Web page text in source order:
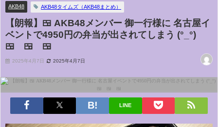
AKB48 AKB48タイムズ（AKB48まとめ）
【朗報】🍱 AKB48メンバー 御一行様に 名古屋イ
ベントで4950円の弁当が出されてしまう (°_°)
🍱 🍱 🍱
2025年4月7日 2025年4月7日
LINE